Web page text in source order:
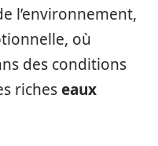
l’environnement,
où
des conditions
richeseaux